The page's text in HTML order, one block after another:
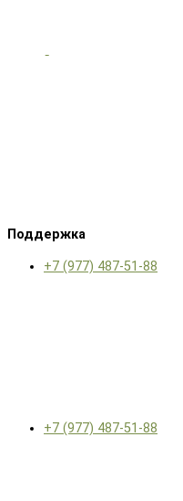
Поддержка
+7 (977) 487-51-88
+7 (977) 487-51-88